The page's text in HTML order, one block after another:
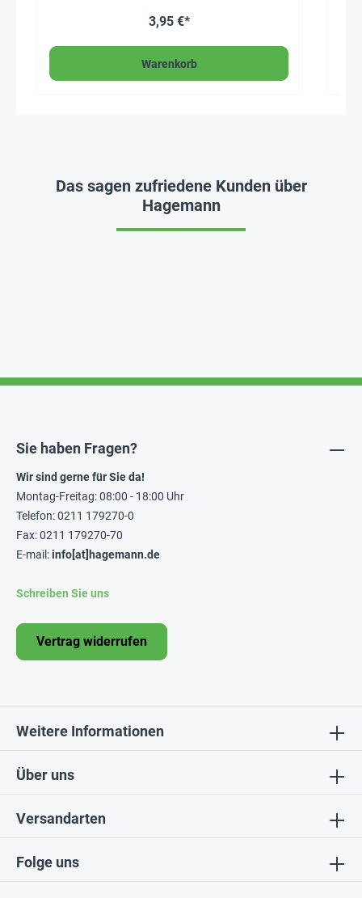
3,95 €*
Warenkorb
Das sagen zufriedene Kunden über
Hagemann
Folge uns
Über uns
Sie haben Fragen?
Wir sind gerne für Sie da!
Montag-Freitag: 08:00 - 18:00 Uhr
Telefon: 0211 179270-0
Fax: 0211 179270-70
E-mail:info[at]hagemann.de
Schreiben Sie uns
Vertrag widerrufen
Weitere Informationen
Versandarten